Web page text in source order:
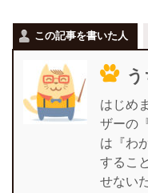
この記事を書いた人
はじめ
ザーの
は『わ
するこ
せない